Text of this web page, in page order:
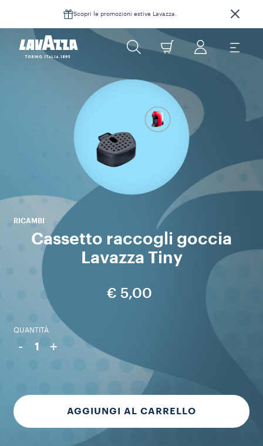
Scopri le promozioni estive Lavazza.
RICAMBI
Cassetto raccogli goccia
Lavazza Tiny
€ 5,00
QUANTITÀ
- 1 +
AGGIUNGI AL CARRELLO